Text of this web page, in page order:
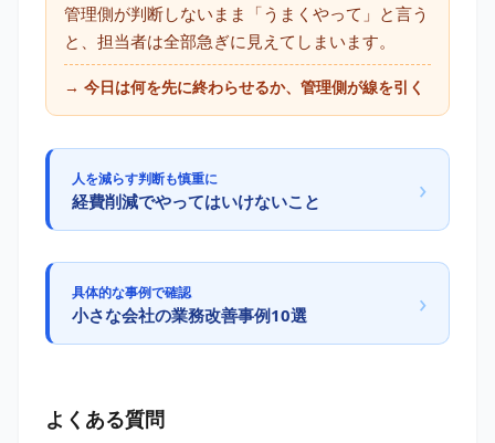
管理側が判断しないまま「うまくやって」と言う
と、担当者は全部急ぎに見えてしまいます。
→ 今日は何を先に終わらせるか、管理側が線を引く
人を減らす判断も慎重に
経費削減でやってはいけないこと ›
具体的な事例で確認
小さな会社の業務改善事例10選 ›
よくある質問